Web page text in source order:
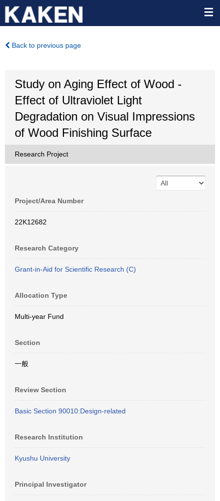
Back to previous page
Study on Aging Effect of Wood -
Effect of Ultraviolet Light
Degradation on Visual Impressions
of Wood Finishing Surface
Research Project
Project/Area Number
22K12682
Research Category
Grant-in-Aid for Scientific Research (C)
Allocation Type
Multi-year Fund
Section
一般
Review Section
Basic Section 90010:Design-related
Research Institution
Kyushu University
Principal Investigator